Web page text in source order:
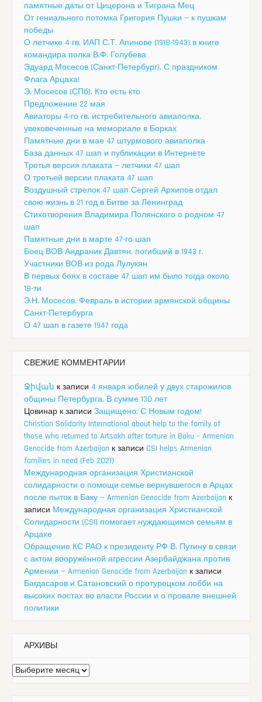
памятные даты от Цицерона и Тиграна Мец
От гениального потомка Григория Пушки — к пушкам
победы
О летчике 4 гв. ИАП С.Т. Апинове (1918-1943) в книге
командира полка В.Ф. Голубева
Эдуард Мосесов (Санкт-Петербург). С праздником
Флага Арцаха!
Э. Мосесов (СПб). Кто есть кто
Предложение 22 мая
Авиаторы 4-го гв. истребительного авиаполка,
увековеченные на мемориале в Борках
Памятные дни в мае 47 штурмового авиаполка
База данных 47 шап и публикации в Интернете
Третья версия плаката — летчики 47 шап
О третьей версии плаката 47 шап
Воздушный стрелок 47 шап Сергей Архипов отдал
свою жизнь в 21 год в Битве за Ленинград
Стихотворения Владимира Полянского о родном 47
шап
Памятные дни в марте 47-го шап
Боец ВОВ Андраник Давтян, погибший в 1943 г.
Участники ВОВ из рода Лулукян
В первых боях в составе 47 шап им было тогда около
18-ти
Э.Н. Мосесов. Февраль в истории армянской общины
Санкт-Петербурга
О 47 шап в газете 1947 года
СВЕЖИЕ КОММЕНТАРИИ
Ջիվան к записи 4 января юбилей у двух старожилов
общины Петербурга. В сумме 130 лет
Цовинар к записи Защищено: С Новым годом!
Christian Solidarity International about help to the family of
those who returned to Artsakh after torture in Baku – Armenian
Genocide from Azerbaijan к записи CSI helps Armenian
families in need (Feb 2021)
Международная организация Христианской
солидарности о помощи семье вернувшегося в Арцах
после пыток в Баку — Armenian Genocide from Azerbaijan к
записи Международная организация Христианской
Солидарности (CSI) помогает нуждающимся семьям в
Арцахе
Обращение КС РАО к президенту РФ В. Путину в связи
с актом вооружённой агрессии Азербайджана против
Армении — Armenian Genocide from Azerbaijan к записи
Багдасаров и Сатановский о протурецком лобби на
высоких постах во власти России и о провале внешней
политики
АРХИВЫ
Архивы